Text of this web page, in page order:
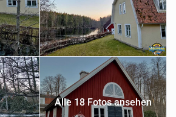
Alle 18 Fotos ansehen